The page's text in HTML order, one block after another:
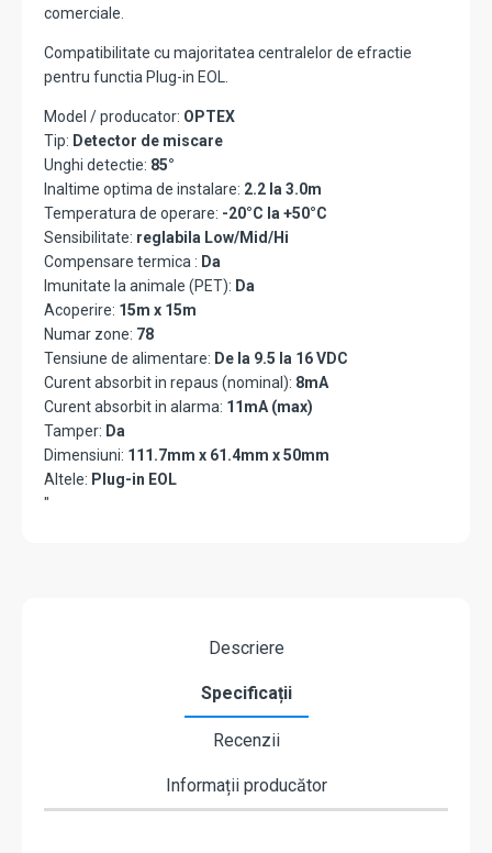
comerciale.
Compatibilitate cu majoritatea centralelor de efractie
pentru functia Plug-in EOL.
Model / producator: OPTEX
Tip: Detector de miscare
Unghi detectie: 85°
Inaltime optima de instalare: 2.2 la 3.0m
Temperatura de operare: -20°C la +50°C
Sensibilitate: reglabila Low/Mid/Hi
Compensare termica : Da
Imunitate la animale (PET): Da
Acoperire: 15m x 15m
Numar zone: 78
Tensiune de alimentare: De la 9.5 la 16 VDC
Curent absorbit in repaus (nominal): 8mA
Curent absorbit in alarma: 11mA (max)
Tamper: Da
Dimensiuni: 111.7mm x 61.4mm x 50mm
Altele: Plug-in EOL
"
Descriere
Specificații
Recenzii
Informații producător